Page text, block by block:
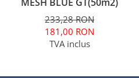
233,28 RON
181,00 RON
TVA inclus